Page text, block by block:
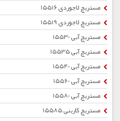
مستربچ لاجوردی 15516
مستربچ لاجوردی 15519
مستربچ آبی 15530
مستربچ آبی 15535
مستربچ آبی 15540
مستربچ آبی 15560
مستربچ آبی 15580
مستربچ کاربنی 15585